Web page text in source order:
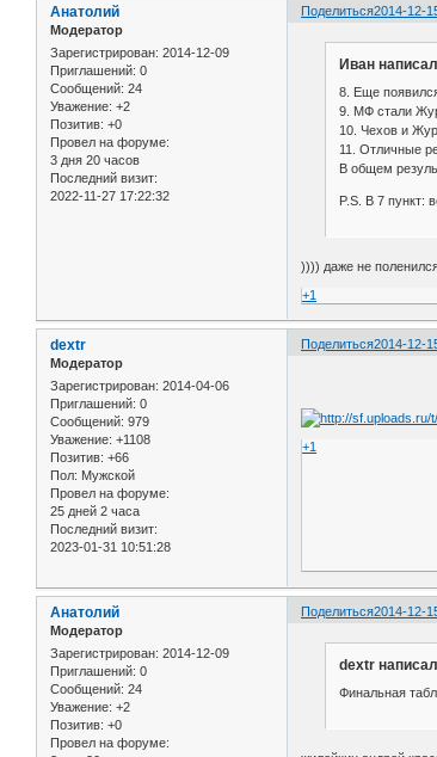
Поделиться2014-12-
Анатолий
Модератор
Зарегистрирован: 2014-12-09
Приглашений: 0
Сообщений: 24
Уважение: +2
Позитив: +0
Провел на форуме:
3 дня 20 часов
Последний визит:
2022-11-27 17:22:32
Иван
8. Еще
9. МФ стали
10. Чехов и
11. Отличные
В общем
P.S. В 7 пункт:
)))) даже не
+1
Поделиться2014-12-
dextr
Модератор
Зарегистрирован: 2014-04-06
Приглашений: 0
Сообщений: 979
Уважение: +1108
Позитив: +66
Пол: Мужской
Провел на форуме:
25 дней 2 часа
Последний визит:
2023-01-31 10:51:28
+1
Поделиться2014-12-
Анатолий
Модератор
Зарегистрирован: 2014-12-09
Приглашений: 0
Сообщений: 24
Уважение: +2
Позитив: +0
Провел на форуме:
dextr
Финальная